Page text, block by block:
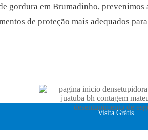
gordura em Brumadinho,
de proteção mais adequados
Visita Grátis